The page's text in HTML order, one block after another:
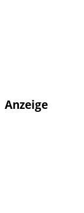
Anzeige